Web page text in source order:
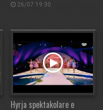
26/07 19:30
Hyrja spektakolare e